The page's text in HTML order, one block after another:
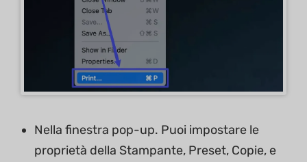
Nella finestra pop-up. Puoi impostare le
proprietà della Stampante, Preset, Copie, e